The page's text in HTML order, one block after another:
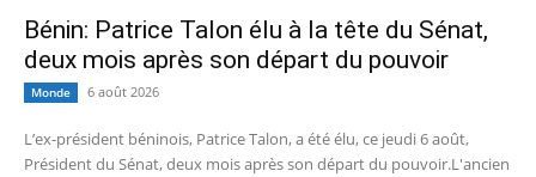
Bénin: Patrice Talon élu à la tête du Sénat,
deux mois après son départ du pouvoir
Monde 6 août 2026
L’ex-président béninois, Patrice Talon, a été élu, ce jeudi 6 août,
Président du Sénat, deux mois après son départ du pouvoir.L'ancien